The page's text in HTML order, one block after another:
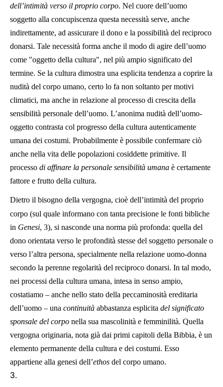
dell’intimità verso il proprio corpo. Nel cuore dell’uomo
soggetto alla concupiscenza questa necessità serve, anche
indirettamente, ad assicurare il dono e la possibilità del reciproco
donarsi. Tale necessità forma anche il modo di agire dell’uomo
come "oggetto della cultura", nel più ampio significato del
termine. Se la cultura dimostra una esplicita tendenza a coprire la
nudità del corpo umano, certo lo fa non soltanto per motivi
climatici, ma anche in relazione al processo di crescita della
sensibilità personale dell’uomo. L’anonima nudità dell’uomo-
oggetto contrasta col progresso della cultura autenticamente
umana dei costumi. Probabilmente è possibile confermare ciò
anche nella vita delle popolazioni cosiddette primitive. Il
processo di affinare la personale sensibilità umana è certamente
fattore e frutto della cultura.
Dietro il bisogno della vergogna, cioè dell’intimità del proprio
corpo (sul quale informano con tanta precisione le fonti bibliche
in Genesi, 3), si nasconde una norma più profonda: quella del
dono orientata verso le profondità stesse del soggetto personale o
verso l’altra persona, specialmente nella relazione uomo-donna
secondo la perenne regolarità del reciproco donarsi. In tal modo,
nei processi della cultura umana, intesa in senso ampio,
costatiamo – anche nello stato della peccaminosità ereditaria
dell’uomo – una continuità abbastanza esplicita del significato
sponsale del corpo nella sua mascolinità e femminilità. Quella
vergogna originaria, nota già dai primi capitoli della Bibbia, è un
elemento permanente della cultura e dei costumi. Esso
appartiene alla genesi dell’ethos del corpo umano.
3.